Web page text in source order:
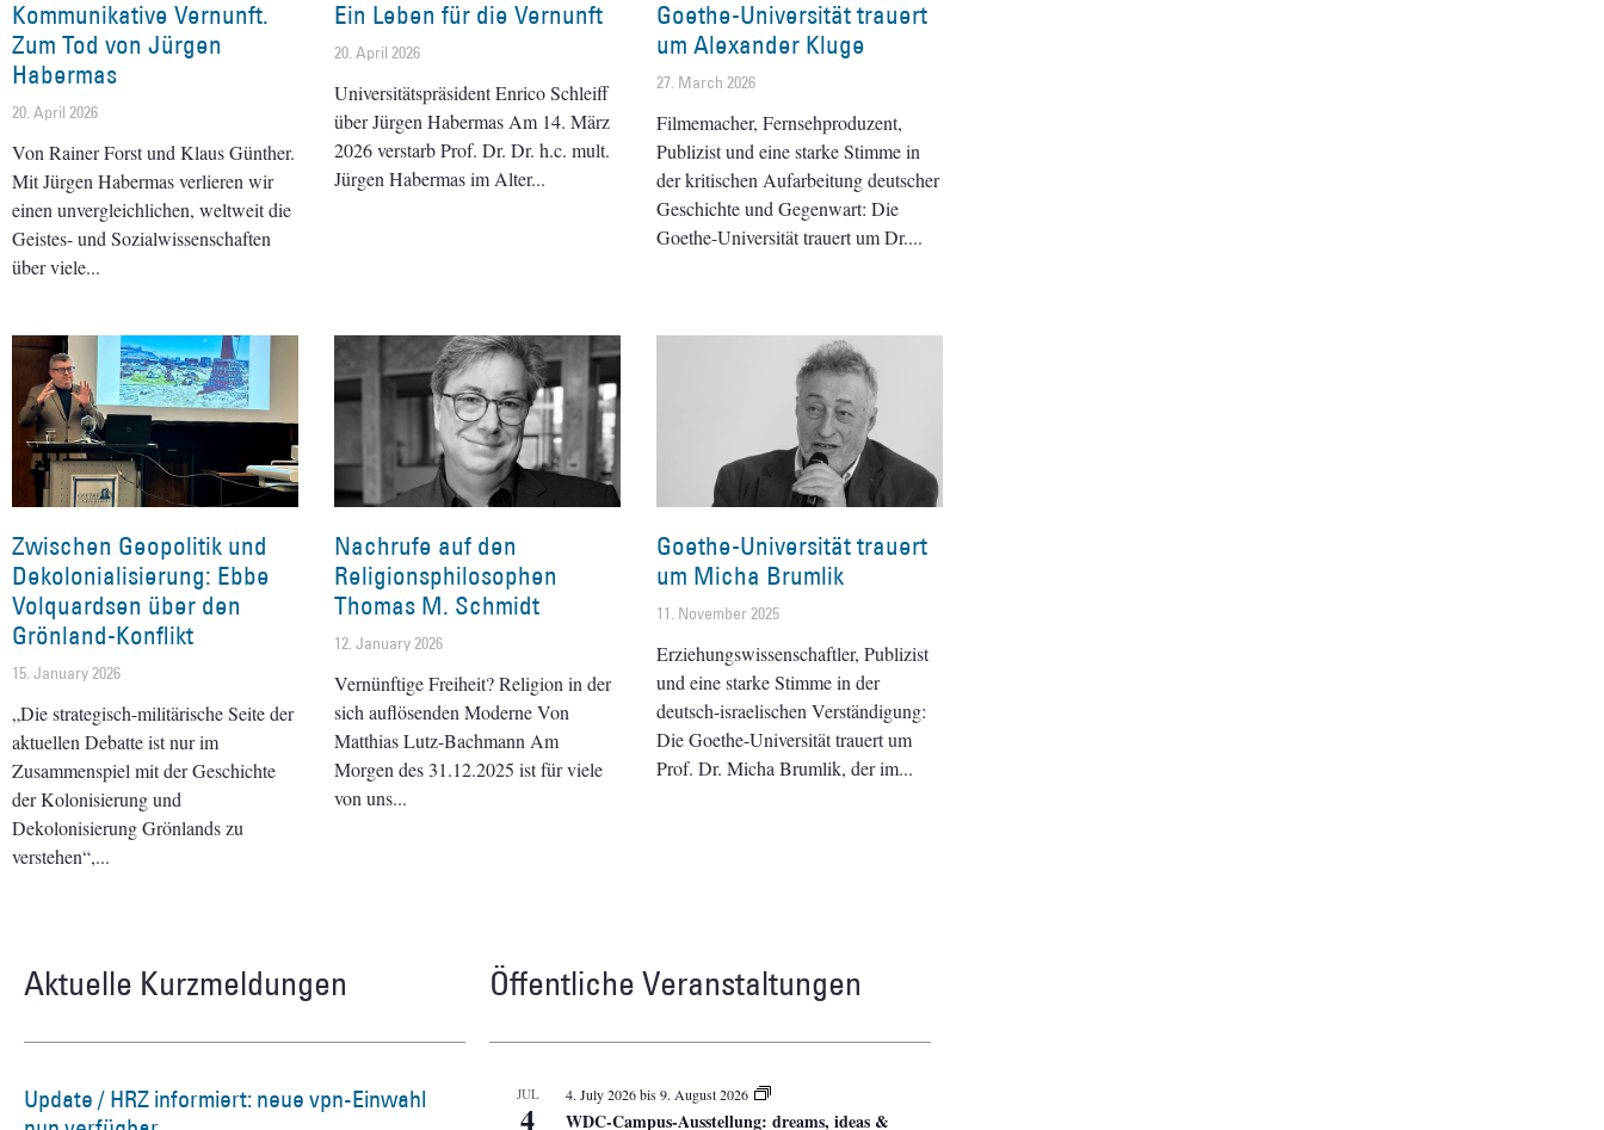
Kommunikative Vernunft.
Zum Tod von Jürgen
Habermas
20. April 2026
Von Rainer Forst und Klaus Günther.
Mit Jürgen Habermas verlieren wir
einen unvergleichlichen, weltweit die
Geistes- und Sozialwissenschaften
über viele
Ein Leben für die Vernunft
20. April 2026
Universitätspräsident Enrico Schleiff
über Jürgen Habermas Am 14. März
2026 verstarb Prof. Dr. Dr. h.c. mult.
Jürgen Habermas im Alter
Goethe-Universität trauert
um Alexander Kluge
27. March 2026
Filmemacher, Fernsehproduzent,
Publizist und eine starke Stimme in
der kritischen Aufarbeitung deutscher
Geschichte und Gegenwart: Die
Goethe-Universität trauert um Dr.
Zwischen Geopolitik und
Dekolonialisierung: Ebbe
Volquardsen über den
Grönland-Konflikt
15. January 2026
„Die strategisch-militärische Seite der
aktuellen Debatte ist nur im
Zusammenspiel mit der Geschichte
der Kolonisierung und
Dekolonisierung Grönlands zu
verstehen“,
Nachrufe auf den
Religionsphilosophen
Thomas M. Schmidt
12. January 2026
Vernünftige Freiheit? Religion in der
sich auflösenden Moderne Von
Matthias Lutz-Bachmann Am
Morgen des 31.12.2025 ist für viele
von uns
Goethe-Universität trauert
um Micha Brumlik
11. November 2025
Erziehungswissenschaftler, Publizist
und eine starke Stimme in der
deutsch-israelischen Verständigung:
Die Goethe-Universität trauert um
Prof. Dr. Micha Brumlik, der im
Aktuelle Kurzmeldungen
Update / HRZ informiert: neue vpn-Einwahl
Öffentliche Veranstaltungen
JUL
4
4. July 2026bis9. August 2026
WDC-Campus-Ausstellung: dreams, ideas &